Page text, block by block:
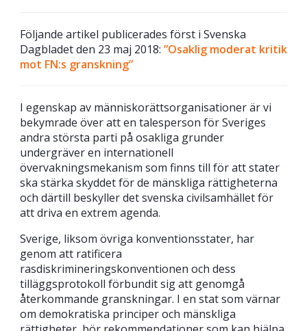
Följande artikel publicerades först i Svenska
Dagbladet den 23 maj 2018: ”Osaklig moderat kritik
mot FN:s granskning”
I egenskap av människorättsorganisationer är vi
bekymrade över att en talesperson för Sveriges
andra största parti på osakliga grunder
undergräver en internationell
övervakningsmekanism som finns till för att stater
ska stärka skyddet för de mänskliga rättigheterna
och därtill beskyller det svenska civilsamhället för
att driva en extrem agenda.
Sverige, liksom övriga konventionsstater, har
genom att ratificera
rasdiskrimineringskonventionen och dess
tilläggsprotokoll förbundit sig att genomgå
återkommande granskningar. I en stat som värnar
om demokratiska principer och mänskliga